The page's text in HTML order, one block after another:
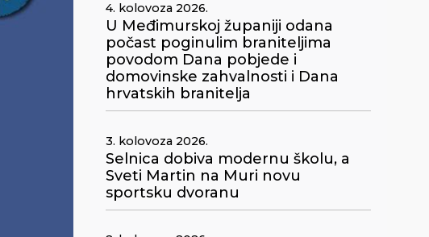
4. kolovoza 2026.
U Međimurskoj županiji odana
počast poginulim braniteljima
povodom Dana pobjede i
domovinske zahvalnosti i Dana
hrvatskih branitelja
3. kolovoza 2026.
Selnica dobiva modernu školu, a
Sveti Martin na Muri novu
sportsku dvoranu